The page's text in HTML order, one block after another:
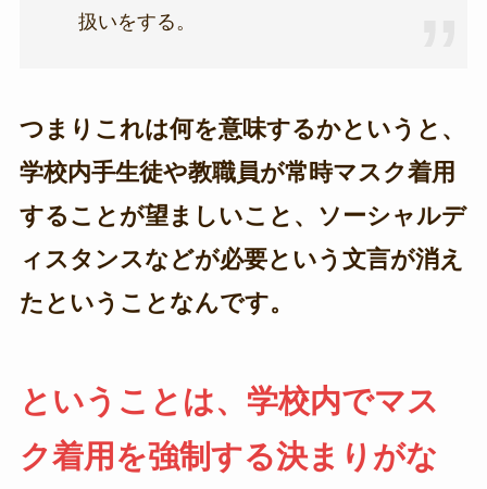
扱いをする。
つまりこれは何を意味するかというと、
学校内手生徒や教職員が常時マスク着用
することが望ましいこと、ソーシャルデ
ィスタンスなどが必要という文言が消え
たということなんです。
ということは、学校内でマス
ク着用を強制する決まりがな